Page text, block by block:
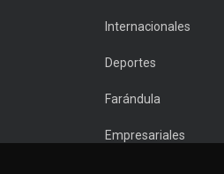
Internacionales
Deportes
Farándula
Empresariales